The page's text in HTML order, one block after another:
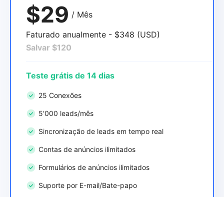
$29 / Mês
Faturado anualmente - $348 (USD)
Salvar $120
Teste grátis de 14 dias
25 Conexões
5'000 leads/mês
Sincronização de leads em tempo real
Contas de anúncios ilimitados
Formulários de anúncios ilimitados
Suporte por E-mail/Bate-papo